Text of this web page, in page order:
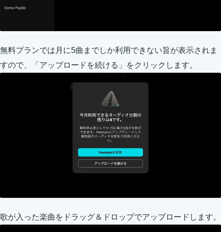
無料プランでは月に5曲までしか利用できない旨が表示されま
すので、「アップロードを続ける」をクリックします。
歌が入った楽曲をドラッグ＆ドロップでアップロードします。